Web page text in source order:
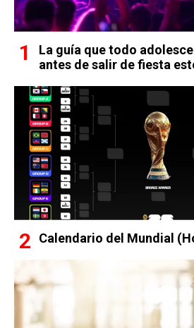
La guía que todo
antes de salir de fiesta
Calendario del Mundial